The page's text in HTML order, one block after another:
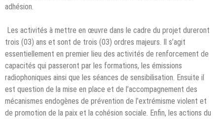
adhésion.
Les activités à mettre en œuvre dans le cadre du projet dureront
trois (03) ans et sont de trois (03) ordres majeurs. Il s’agit
essentiellement en premier lieu des activités de renforcement de
capacités qui passeront par les formations, les émissions
radiophoniques ainsi que les séances de sensibilisation. Ensuite il
est question de la mise en place et de l’accompagnement des
mécanismes endogènes de prévention de l’extrémisme violent et
de promotion de la paix et la cohésion sociale. Enfin, les actions du